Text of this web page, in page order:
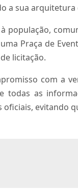
a sua arquitetura
população,
Praça de
licitação.
com a
todas as
evitando